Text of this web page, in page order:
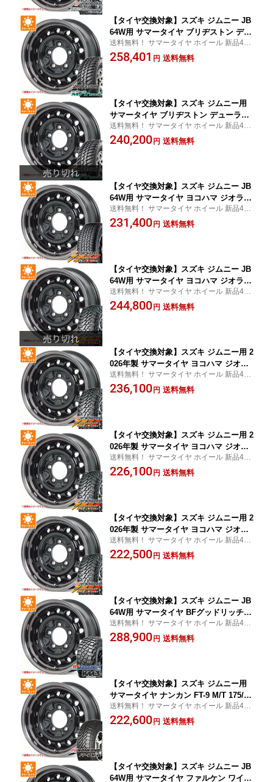
【タイヤ交換対象】スズキ ジムニー JB
64W用 サマータイヤ ブリヂストン デュ
ーラー M/T674 LT225/75R16 110/107Q
アウトラインホワイトレター アピオ ワ
送料無料！ サマータイヤ ホイール 新品4本
セット 225/75/16 225-75-16
258,401 円 送料無料
【タイヤ交換対象】スズキ ジムニー用
サマータイヤ ブリヂストン デューラー
M/T674 185/85R16 105/103L LT ブラッ
クレター アピオ ワイルドボア D 5.5-16
送料無料！ サマータイヤ ホイール 新品4本
セット 185/85/16 185-85-16
240,200 円 送料無料
【タイヤ交換対象】スズキ ジムニー JB
64W用 サマータイヤ ヨコハマ ジオラン
ダー A/T G015 LT225/75R16 115/112R
アウトラインホワイトレター アピオ ワ
送料無料！ サマータイヤ ホイール 新品4本
セット 225/75/16 225-75-16
231,400 円 送料無料
【タイヤ交換対象】スズキ ジムニー JB
64W用 サマータイヤ ヨコハマ ジオラン
ダー M/T G003 LT225/75R16 115/112Q
アピオ ワイルドボア D 5.5-16 タイヤホ
送料無料！ サマータイヤ ホイール 新品4本
セット 225/75/16 225-75-16
244,800 円 送料無料
【タイヤ交換対象】スズキ ジムニー用 2
026年製 サマータイヤ ヨコハマ ジオラ
ンダー M/T G003 6.50R16 LT 97/93Q ア
ピオ ワイルドボア D 5.5-16 タイヤホイ
送料無料！ サマータイヤ ホイール 新品4本
セット 6.50/16 6.50-16
236,100 円 送料無料
【タイヤ交換対象】スズキ ジムニー用 2
026年製 サマータイヤ ヨコハマ ジオラ
ンダー M/T G003 185/85R16 105/103N
LT アピオ ワイルドボア D 5.5-16 タイヤ
送料無料！ サマータイヤ ホイール 新品4本
セット 185/85/16 185-85-16
226,100 円 送料無料
【タイヤ交換対象】スズキ ジムニー用 2
026年製 サマータイヤ ヨコハマ ジオラ
ンダー M/T G003 175/80R16 91S アピ
オ ワイルドボア D 5.5-16 タイヤホイー
送料無料！ サマータイヤ ホイール 新品4本
セット 175/80/16 175-80-16
222,500 円 送料無料
【タイヤ交換対象】スズキ ジムニー JB
64W用 サマータイヤ BFグッドリッチ
マッドテレーンT/A KM3 LT225/75R16 1
15/112Q アピオ ワイルドボア D 5.5-16
送料無料！ サマータイヤ ホイール 新品4本
セット 225/75/16 225-75-16
288,900 円 送料無料
【タイヤ交換対象】スズキ ジムニー用
サマータイヤ ナンカン FT-9 M/T 175/80
R16 91S ホワイトレター アピオ ワイル
ドボア D 5.5-16 タイヤホイール4本セッ
送料無料！ サマータイヤ ホイール 新品4本
セット 175/80/16 175-80-16
222,600 円 送料無料
【タイヤ交換対象】スズキ ジムニー JB
64W用 サマータイヤ ファルケン ワイル